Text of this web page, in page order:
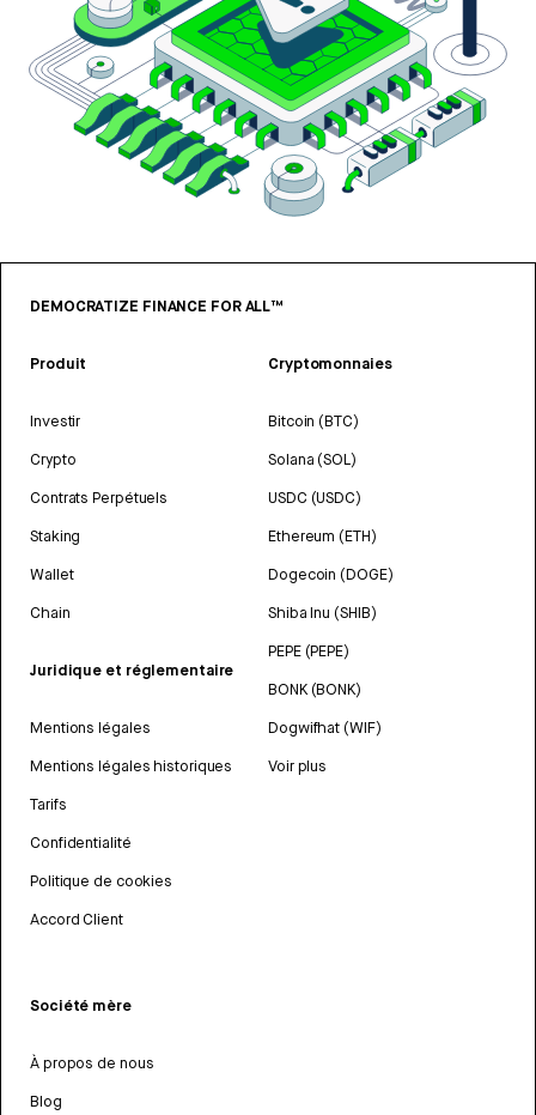
DEMOCRATIZE FINANCE FOR ALL™
Produit
Investir
Crypto
Contrats Perpétuels
Staking
Wallet
Chain
Juridique et réglementaire
Mentions légales
Mentions légales historiques
Tarifs
Confidentialité
Politique de cookies
Accord Client
Cryptomonnaies
Bitcoin (BTC)
Solana (SOL)
USDC (USDC)
Ethereum (ETH)
Dogecoin (DOGE)
Shiba Inu (SHIB)
PEPE (PEPE)
BONK (BONK)
Dogwifhat (WIF)
Voir plus
Société mère
À propos de nous
Blog